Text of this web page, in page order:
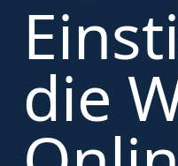
die